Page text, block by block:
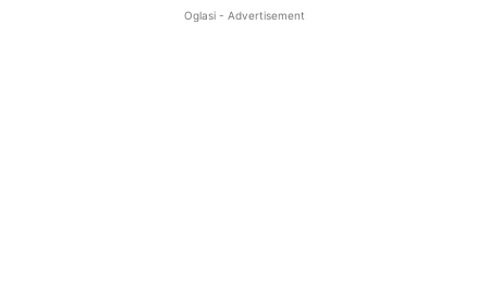
Oglasi - Advertisement